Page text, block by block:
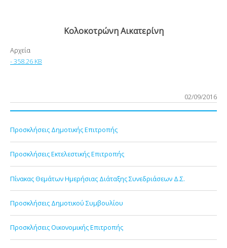
Κολοκοτρώνη Αικατερίνη
Αρχεία
- 358.26 KB
02/09/2016
Προσκλήσεις Δημοτικής Επιτροπής
Προσκλήσεις Εκτελεστικής Επιτροπής
Πίνακας Θεμάτων Ημερήσιας Διάταξης Συνεδριάσεων Δ.Σ.
Προσκλήσεις Δημοτικού Συμβουλίου
Προσκλήσεις Οικονομικής Επιτροπής